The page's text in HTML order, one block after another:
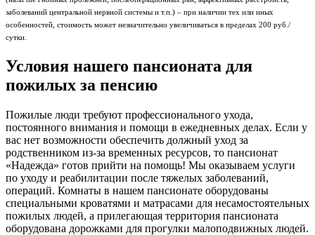
заболеваний центральной нервной системы и т.п.) – при наличии тех или иных
особенностей, стоимость может незначительно увеличиваться в пределах 200 руб./
сутки.
Условия нашего пансионата для
пожилых за пенсию
Пожилые люди требуют профессионального ухода,
постоянного внимания и помощи в ежедневных делах. Если у
вас нет возможности обеспечить должный уход за
родственником из-за временных ресурсов, то пансионат
«Надежда» готов прийти на помощь! Мы оказываем услуги
по уходу и реабилитации после тяжелых заболеваний,
операций. Комнаты в нашем пансионате оборудованы
специальными кроватями и матрасами для несамостоятельных
пожилых людей, а прилегающая территория пансионата
оборудована дорожками для прогулки малоподвижных людей.